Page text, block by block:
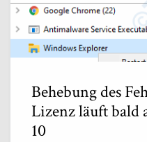
Behebung des
Lizenz läuft
10